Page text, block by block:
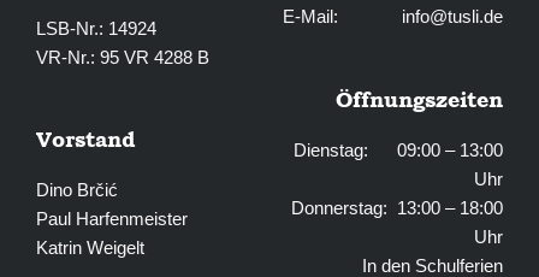
LSB-Nr.: 14924
VR-Nr.: 95 VR 4288 B
Vorstand
Dino Brčić
Paul Harfenmeister
Katrin Weigelt
E-Mail: info@tusli.de
Öffnungszeiten
Dienstag: 09:00 – 13:00
Uhr
Donnerstag: 13:00 – 18:00
Uhr
In den Schulferien